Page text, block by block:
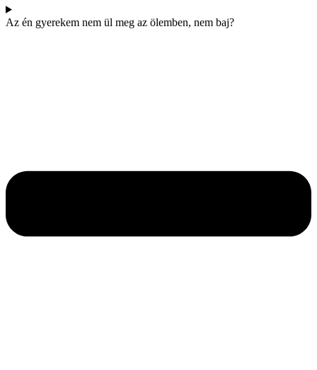
Az én gyerekem nem ül meg az ölemben, nem baj?